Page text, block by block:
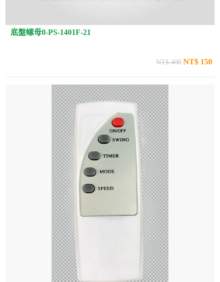
底盤螺母0-PS-1401F-21
NT$ 400 NT$ 150